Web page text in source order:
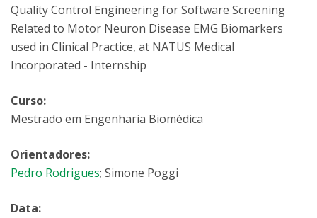
Quality Control Engineering for Software Screening
Related to Motor Neuron Disease EMG Biomarkers
used in Clinical Practice, at NATUS Medical
Incorporated - Internship
Curso:
Mestrado em Engenharia Biomédica
Orientadores:
Pedro Rodrigues; Simone Poggi
Data: